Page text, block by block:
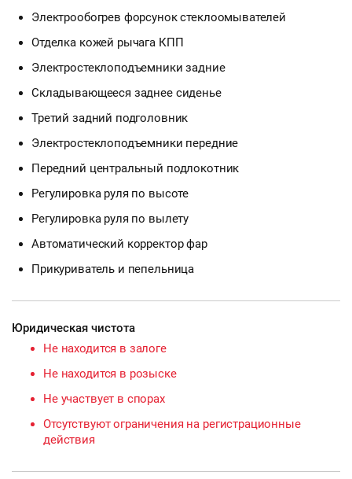
Электрообогрев форсунок стеклоомывателей
Отделка кожей рычага КПП
Электростеклоподъемники задние
Складывающееся заднее сиденье
Третий задний подголовник
Электростеклоподъемники передние
Передний центральный подлокотник
Регулировка руля по высоте
Регулировка руля по вылету
Автоматический корректор фар
Прикуриватель и пепельница
Юридическая чистота
Не находится в залоге
Не находится в розыске
Не участвует в спорах
Отсутствуют ограничения на регистрационные
действия